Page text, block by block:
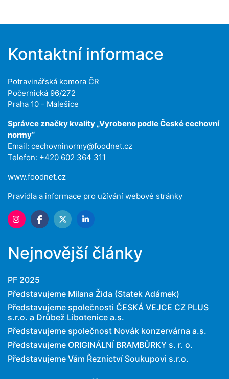
Kontaktní informace
Potravinářská komora ČR
Počernická 96/272
Praha 10 - Malešice
Správce značky kvality „Vyrobeno podle České cechovní
normy“
Email: cechovninormy@foodnet.cz
Telefon: +420 602 364 311
www.foodnet.cz
Pravidla a informace pro užívání webové stránky
Nejnovější články
PF 2025
Představujeme Milana Žida (Statek Adámek)
Představujeme společnosti ČESKÁ VEJCE CZ PLUS
s.r.o. a Drůbež Libotenice a.s.
Představujeme společnost Novák konzervárna a.s.
Představujeme ORIGINÁLNÍ BRAMBŮRKY s. r. o.
Představujeme Vám Řeznictví Soukupovi s.r.o.